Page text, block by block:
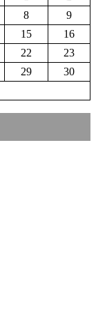
8
9
15
16
22
23
29
30